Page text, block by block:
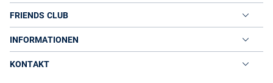
FRIENDS CLUB
INFORMATIONEN
KONTAKT